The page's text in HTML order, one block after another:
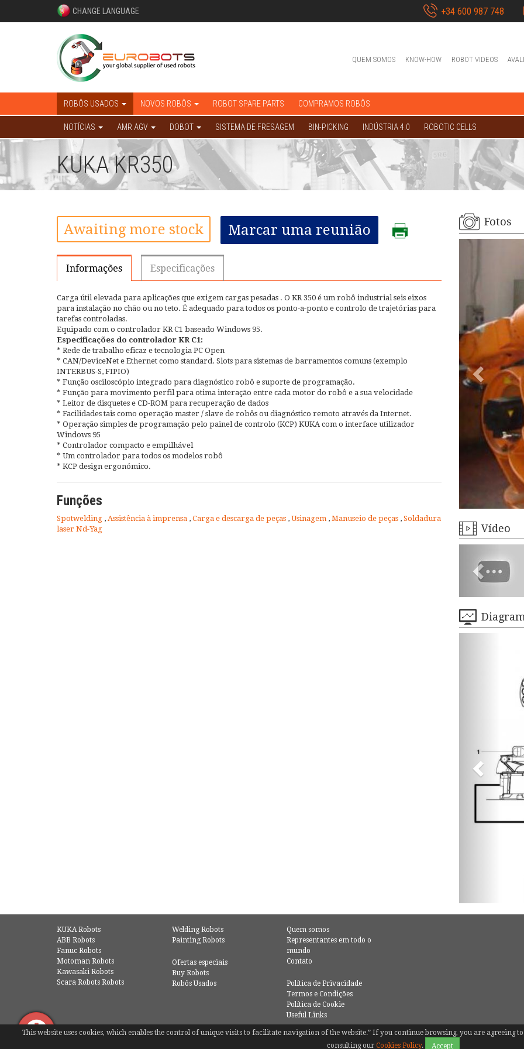
CHANGE LANGUAGE +34 600 987 748
QUEM SOMOS KNOW-HOW ROBOT VIDEOS
ROBÔS USADOS NOVOS ROBÔS ROBOT SPARE PARTS COMPRAMOS ROBÔS
NOTÍCIAS AMR AGV DOBOT SISTEMA DE FRESAGEM BIN-PICKING INDÚSTRIA 4.0 ROBOTIC CELLS
KUKA KR350
Awaiting more stock Marcar uma reunião
Informações Especificações
Carga útil elevada para aplicações que exigem cargas pesadas . O KR 350 é um robô industrial seis eixos
para instalação no chão ou no teto. É adequado para todos os ponto-a-ponto e controlo de trajetórias para
tarefas controladas.
Equipado com o controlador KR C1 baseado Windows 95.
Especificações do controlador KR C1:
* Rede de trabalho eficaz e tecnologia PC Open
* CAN/DeviceNet e Ethernet como standard. Slots para sistemas de barramentos comuns (exemplo
INTERBUS-S, FIPIO)
* Função osciloscópio integrado para diagnóstico robô e suporte de programação.
* Função para movimento perfil para otima interação entre cada motor do robô e a sua velocidade
* Leitor de disquetes e CD-ROM para recuperação de dados
* Facilidades tais como operação master / slave de robôs ou diagnóstico remoto através da Internet.
* Operação simples de programação pelo painel de controlo (KCP) KUKA com o interface utilizador
Windows 95
* Controlador compacto e empilhável
* Um controlador para todos os modelos robô
* KCP design ergonómico.
Funções
Spotwelding , Assistência à imprensa , Carga e descarga de peças , Usinagem , Manuseio de peças , Soldadura
laser Nd-Yag
Fotos
Vídeo
KUKA Robots
ABB Robots
Fanuc Robots
Motoman Robots
Kawasaki Robots
Scara Robots Robots
Welding Robots
Painting Robots
Ofertas especiais
Buy Robots
Robôs Usados
Quem somos
Representantes em todo o
mundo
Contato
Política de Privacidade
Termos e Condições
Política de Cookie
Useful Links
This website uses cookies, which enables the control of unique visits to facilitate navigation of the website.” If you continue browsing, you are
consulting our Cookies Policy. Accept